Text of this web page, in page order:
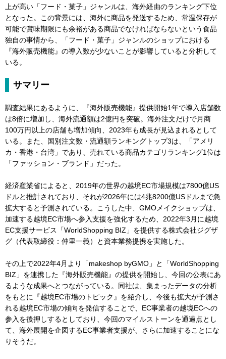
上が高い「フード・菓子」ジャンルは、海外経由のランキング下位
となった。この背景には、海外に商品を発送するため、常温保存が
可能で賞味期限にも余裕がある商品でなければならないという食品
独自の事情から、「フード・菓子」ジャンルのショップにおける
『海外販売機能』の導入数が少ないことが影響していると分析して
いる。
サマリー
調査結果にあるように、『海外販売機能』提供開始1年で導入店舗数
は8倍に増加し、海外流通額は2億円を突破。海外注文だけで月商
100万円以上の店舗も増加傾向、2023年も成長が見込まれるとして
いる。また、国別注文数・流通額ランキングトップ3は、「アメリ
カ・香港・台湾」であり、売れている商品カテゴリランキング1位は
「ファッション・ブランド」だった。
経済産業省によると、2019年の世界の越境EC市場規模は7800億US
ドルと推計されており、それが2026年には4兆8200億USドルまで急
拡大すると予測されている。こうした中、GMOメイクショップは、
加速する越境EC市場へ参入支援を強化するため、2022年3月に越境
EC支援サービス「WorldShopping BIZ」を提供する株式会社ジグザ
グ（代表取締役：仲⾥⼀義）と資本業務提携を実施した。
その上で2022年4月より「makeshop byGMO」と「WorldShopping
BIZ」を連携した『海外販売機能』の提供を開始し、今回の公表にあ
るような成果へとつながっている。同社は、集まったデータの分析
をもとに『越境EC市場のトピック』を紹介し、今後も拡大が予測さ
れる越境EC市場の傾向を発信することで、EC事業者の越境ECへの
参入を後押しするとしており、今回のマイルストーンを通過点とし
て、海外展開を企図するEC事業者支援が、さらに加速することにな
りそうだ。